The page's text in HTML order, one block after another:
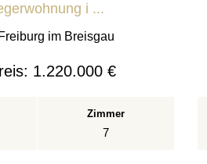
i ...
im Breisgau
1.220.000 €
Zimmer
7